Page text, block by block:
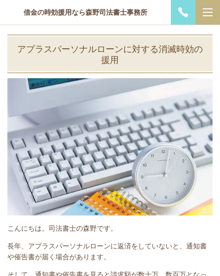
借金の時効援用なら森野司法書士事務所
アプラスパーソナルローンに対する消滅時効の
援用
こんにちは。司法書士の森野です。
長年、アプラスパーソナルローンに返済をしていないと
、通知書
や催告書が届く場合があります。
そして、通知書や催告書を見ると請求額が数十万、数百万となっ